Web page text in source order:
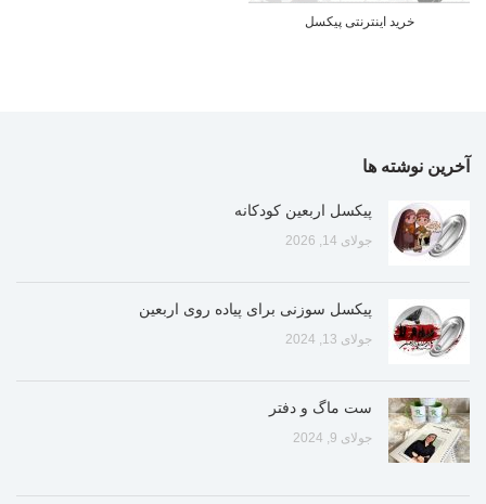
خرید اینترنتی پیکسل
آخرین نوشته ها
پیکسل اربعین کودکانه
جولای 14, 2026
پیکسل سوزنی برای پیاده روی اربعین
جولای 13, 2024
ست ماگ و دفتر
جولای 9, 2024